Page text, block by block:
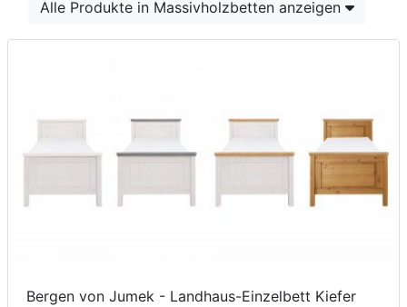
Alle Produkte in Massivholzbetten anzeigen
Bergen von Jumek - Landhaus-Einzelbett Kiefer
Letz-